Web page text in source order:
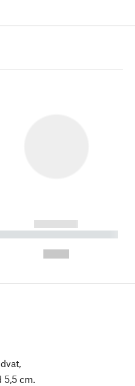
------------
----------- ----------
5,5 cm.